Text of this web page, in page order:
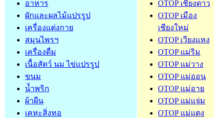
OTOP เชียงดาว
OTOP เมือง
เชียงใหม่
OTOP เวียงแหง
OTOP แม่ริม
OTOP แม่วาง
OTOP แม่ออน
OTOP แม่อาย
OTOP แม่แจ่ม
OTOP แม่แตง
อาหาร
ผักและผลไม้แปรรูป
เครื่องแต่งกาย
สมุนไพรฯ
เครื่องดื่ม
เนื้อสัตว์ นม ไข่แปรรูป
ขนม
น้ำพริก
ผ้าผืน
เคหะสิ่งทอ